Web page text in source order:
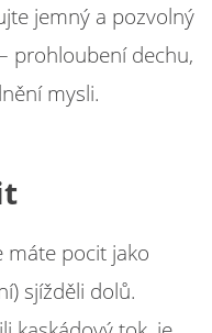
jemný a pozvolný
prohloubení dechu,
mysli.
máte pocit jako
sjížděli dolů.